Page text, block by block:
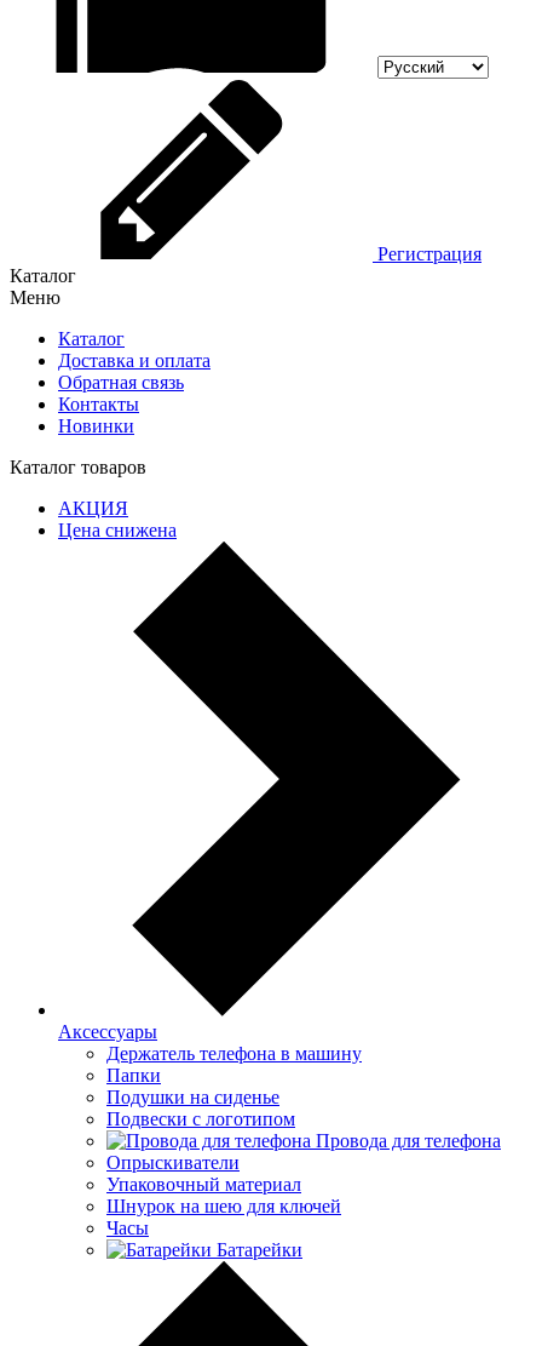
Регистрация
Каталог
Меню
Каталог
Доставка и оплата
Обратная связь
Контакты
Новинки
Каталог товаров
АКЦИЯ
Цена снижена
Аксессуары
Держатель телефона в машину
Папки
Подушки на сиденье
Подвески с логотипом
Провода для телефона
Опрыскиватели
Упаковочный материал
Шнурок на шею для ключей
Часы
Батарейки